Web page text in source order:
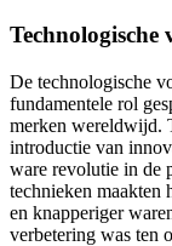
De technologische
fundamentele rol
merken wereldwijd.
introductie van
ware revolutie in de
technieken maakten
en knapperiger
verbetering was ten